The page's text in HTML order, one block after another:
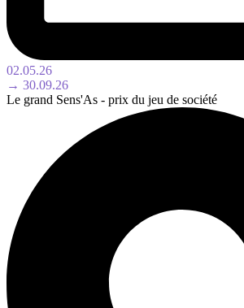
02.05.26
→ 30.09.26
Le grand Sens'As - prix du jeu de société